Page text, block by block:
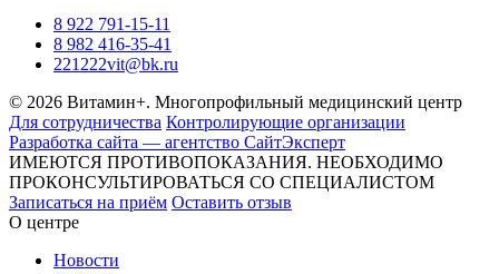
8 922 791-15-11
8 982 416-35-41
221222vit@bk.ru
© 2026 Витамин+. Многопрофильный медицинский центр
Для сотрудничества Контролирующие организации
Разработка сайта — агентство СайтЭксперт
ИМЕЮТСЯ ПРОТИВОПОКАЗАНИЯ. НЕОБХОДИМО
ПРОКОНСУЛЬТИРОВАТЬСЯ СО СПЕЦИАЛИСТОМ
Записаться на приём Оставить отзыв
О центре
Новости